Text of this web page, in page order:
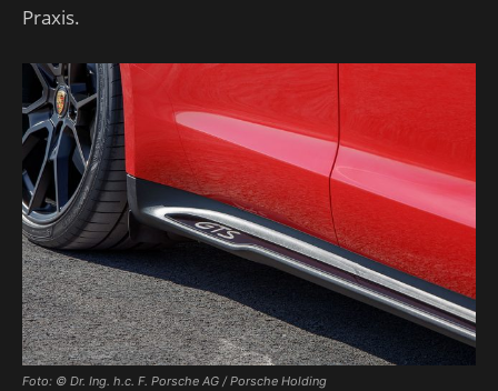
Praxis.
Foto: © Dr. Ing. h.c. F. Porsche AG / Porsche Holding